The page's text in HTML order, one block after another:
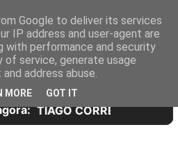
Google to deliver its services
IP address and user-agent are
with performance and security
service, generate usage
address abuse.
MORE GOT IT